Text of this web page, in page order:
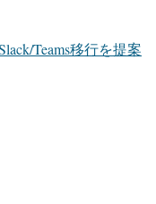
Teams移行を提案